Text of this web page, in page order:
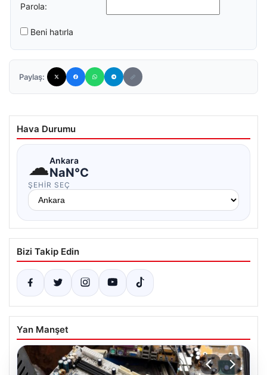
Parola:
Beni hatırla
Paylaş:
Hava Durumu
☁Ankara
NaN°C
ŞEHIR SEÇ
Bizi Takip Edin
Yan Manşet